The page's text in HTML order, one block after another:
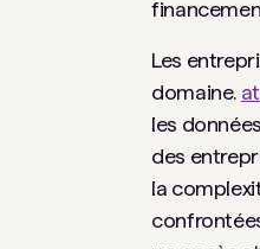
Les
domaine.
les
des
la